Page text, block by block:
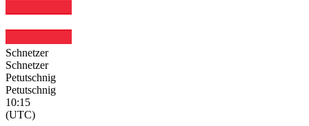
Schnetzer
Schnetzer
Petutschnig
Petutschnig
10:15
(UTC)